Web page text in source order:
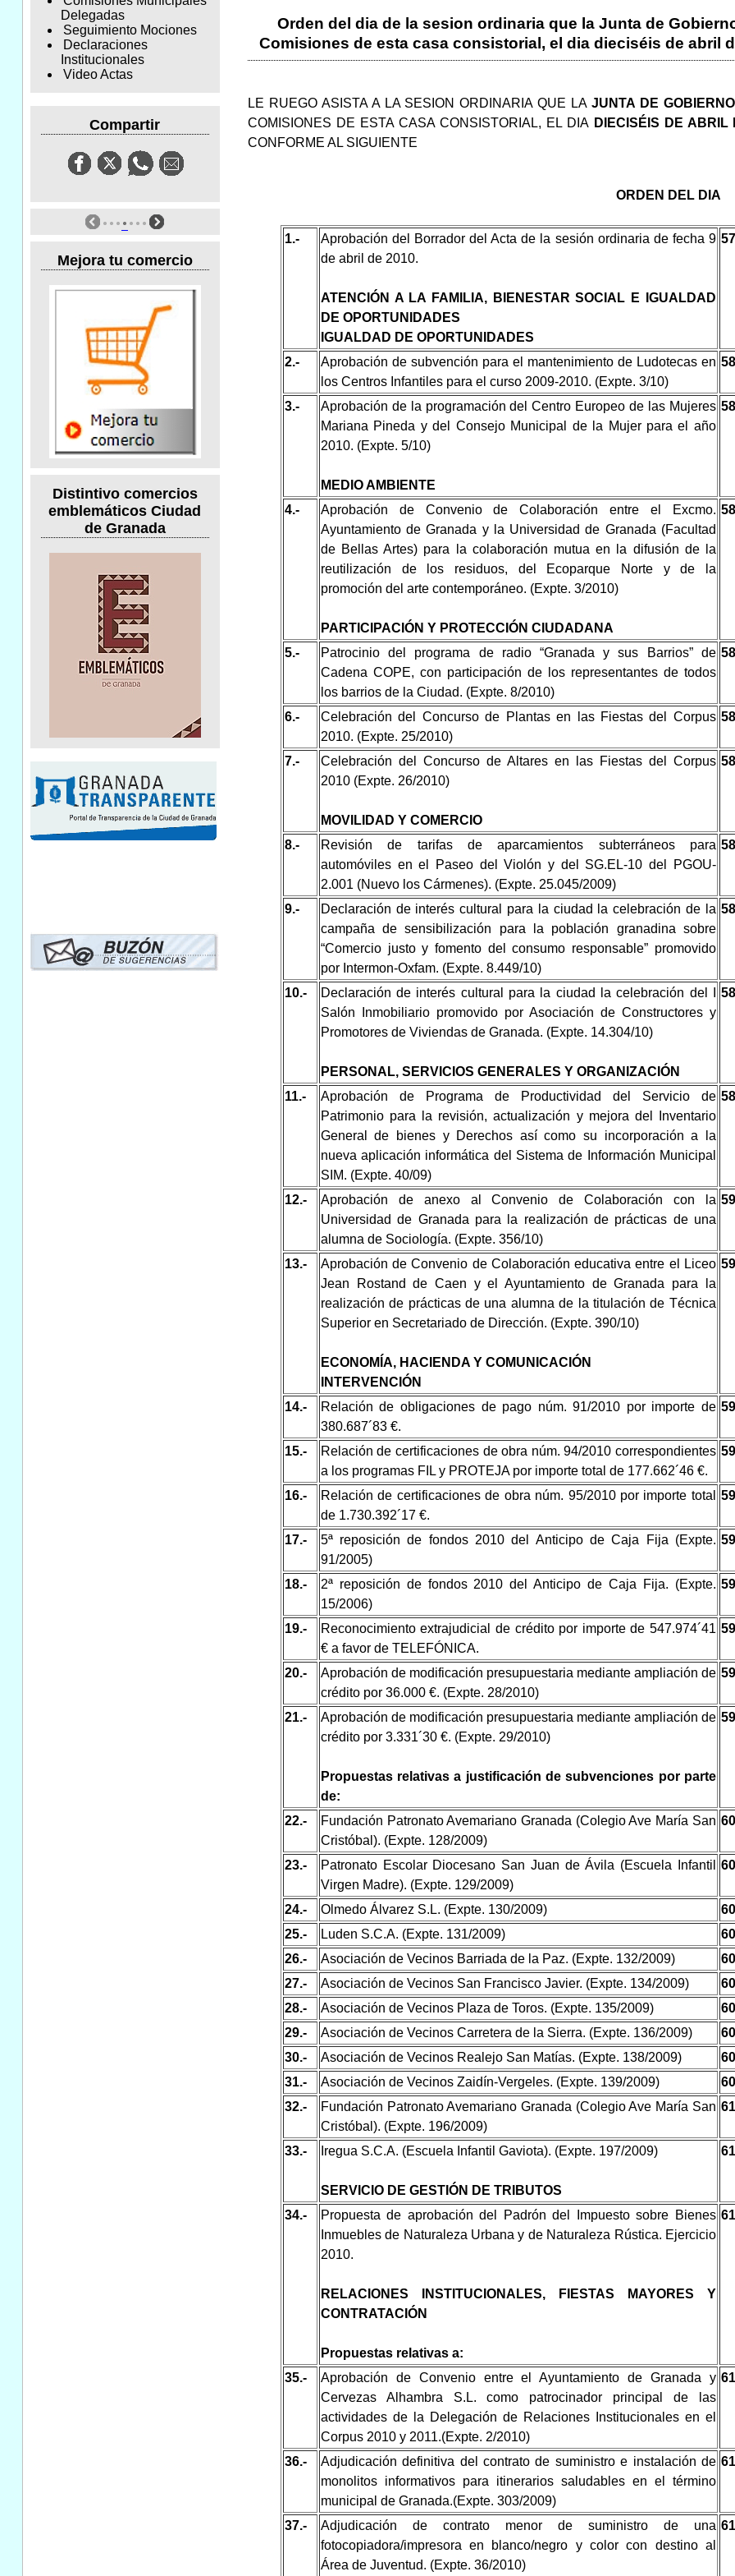
Delegadas
Seguimiento Mociones
Declaraciones
Institucionales
Video Actas
Compartir
Mejora tu comercio
Distintivo comercios
emblemáticos Ciudad
de Granada
Orden del dia de la sesion ordinaria que la Junta de
Comisiones de esta casa consistorial, el dia dieciséis de abril
LE RUEGO ASISTA A LA SESION ORDINARIA QUE LAJUNTA DE
COMISIONES DE ESTA CASA CONSISTORIAL, EL DIADIECISÉIS DE ABRIL
CONFORME AL SIGUIENTE
ORDEN DEL DIA
1.-
Aprobación del Borrador del Acta de la sesión ordinaria de fecha 9
de abril de 2010.
ATENCIÓN A LA FAMILIA, BIENESTAR SOCIAL E IGUALDAD
DE OPORTUNIDADES
IGUALDAD DE OPORTUNIDADES
2.-
Aprobación de subvención para el mantenimiento de Ludotecas en
los Centros Infantiles para el curso 2009-2010. (Expte. 3/10)
3.-
Aprobación de la programación del Centro Europeo de las Mujeres
Mariana Pineda y del Consejo Municipal de la Mujer para el año
2010. (Expte. 5/10)
MEDIO AMBIENTE
4.-
Aprobación de Convenio de Colaboración entre el Excmo.
Ayuntamiento de Granada y la Universidad de Granada (Facultad
de Bellas Artes) para la colaboración mutua en la difusión de la
reutilización de los residuos, del Ecoparque Norte y de la
promoción del arte contemporáneo. (Expte. 3/2010)
PARTICIPACIÓN Y PROTECCIÓN CIUDADANA
5.-
Patrocinio del programa de radio “Granada y sus Barrios” de
Cadena COPE, con participación de los representantes de todos
los barrios de la Ciudad. (Expte. 8/2010)
6.-
Celebración del Concurso de Plantas en las Fiestas del Corpus
2010. (Expte. 25/2010)
7.-
Celebración del Concurso de Altares en las Fiestas del Corpus
2010 (Expte. 26/2010)
MOVILIDAD Y COMERCIO
8.-
Revisión de tarifas de aparcamientos subterráneos para
automóviles en el Paseo del Violón y del SG.EL-10 del PGOU-
2.001 (Nuevo los Cármenes). (Expte. 25.045/2009)
9.-
Declaración de interés cultural para la ciudad la celebración de la
campaña de sensibilización para la población granadina sobre
“Comercio justo y fomento del consumo responsable” promovido
por Intermon-Oxfam. (Expte. 8.449/10)
10.-
Declaración de interés cultural para la ciudad la celebración del I
Salón Inmobiliario promovido por Asociación de Constructores y
Promotores de Viviendas de Granada. (Expte. 14.304/10)
PERSONAL, SERVICIOS GENERALES Y ORGANIZACIÓN
11.-
Aprobación de Programa de Productividad del Servicio de
Patrimonio para la revisión, actualización y mejora del Inventario
General de bienes y Derechos así como su incorporación a la
nueva aplicación informática del Sistema de Información Municipal
SIM. (Expte. 40/09)
12.-
Aprobación de anexo al Convenio de Colaboración con la
Universidad de Granada para la realización de prácticas de una
alumna de Sociología. (Expte. 356/10)
13.-
Aprobación de Convenio de Colaboración educativa entre el Liceo
Jean Rostand de Caen y el Ayuntamiento de Granada para la
realización de prácticas de una alumna de la titulación de Técnica
Superior en Secretariado de Dirección. (Expte. 390/10)
ECONOMÍA, HACIENDA Y COMUNICACIÓN
INTERVENCIÓN
14.-
Relación de obligaciones de pago núm. 91/2010 por importe de
380.687´83 €.
15.-
Relación de certificaciones de obra núm. 94/2010 correspondientes
a los programas FIL y PROTEJA por importe total de 177.662´46 €.
16.-
Relación de certificaciones de obra núm. 95/2010 por importe total
de 1.730.392´17 €.
17.-
5ª reposición de fondos 2010 del Anticipo de Caja Fija (Expte.
91/2005)
18.-
2ª reposición de fondos 2010 del Anticipo de Caja Fija. (Expte.
15/2006)
19.-
Reconocimiento extrajudicial de crédito por importe de 547.974´41
€ a favor de TELEFÓNICA.
20.-
Aprobación de modificación presupuestaria mediante ampliación de
crédito por 36.000 €. (Expte. 28/2010)
21.-
Aprobación de modificación presupuestaria mediante ampliación de
crédito por 3.331´30 €. (Expte. 29/2010)
Propuestas relativas a justificación de subvenciones por parte
de:
22.-
Fundación Patronato Avemariano Granada (Colegio Ave María San
Cristóbal). (Expte. 128/2009)
23.-
Patronato Escolar Diocesano San Juan de Ávila (Escuela Infantil
Virgen Madre). (Expte. 129/2009)
24.- Olmedo Álvarez S.L. (Expte. 130/2009)
25.-
Luden S.C.A. (Expte. 131/2009)
26.-
Asociación de Vecinos Barriada de la Paz. (Expte. 132/2009)
27.-
Asociación de Vecinos San Francisco Javier. (Expte. 134/2009)
28.-
Asociación de Vecinos Plaza de Toros. (Expte. 135/2009)
29.-
Asociación de Vecinos Carretera de la Sierra. (Expte. 136/2009)
30.-
Asociación de Vecinos Realejo San Matías. (Expte. 138/2009)
31.-
Asociación de Vecinos Zaidín-Vergeles. (Expte. 139/2009)
32.-
Fundación Patronato Avemariano Granada (Colegio Ave María San
Cristóbal). (Expte. 196/2009)
33.- Iregua S.C.A. (Escuela Infantil Gaviota). (Expte. 197/2009)
SERVICIO DE GESTIÓN DE TRIBUTOS
34.-
Propuesta de aprobación del Padrón del Impuesto sobre Bienes
Inmuebles de Naturaleza Urbana y de Naturaleza Rústica. Ejercicio
2010.
RELACIONES INSTITUCIONALES, FIESTAS MAYORES Y
CONTRATACIÓN
Propuestas relativas a:
35.-
Aprobación de Convenio entre el Ayuntamiento de Granada y
Cervezas Alhambra S.L. como patrocinador principal de las
actividades de la Delegación de Relaciones Institucionales en el
Corpus 2010 y 2011.(Expte. 2/2010)
36.-
Adjudicación definitiva del contrato de suministro e instalación de
monolitos informativos para itinerarios saludables en el término
municipal de Granada.(Expte. 303/2009)
37.-
Adjudicación de contrato menor de suministro de una
fotocopiadora/impresora en blanco/negro y color con destino al
Área de Juventud. (Expte. 36/2010)